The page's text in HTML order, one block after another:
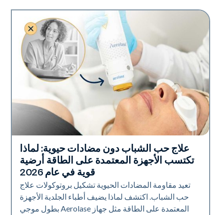
صحة الجلد
علاج حب الشباب دون مضادات حيوية: لماذا
تكتسب الأجهزة المعتمدة على الطاقة أرضية
قوية في عام 2026
تعيد مقاومة المضادات الحيوية تشكيل بروتوكولات علاج
حب الشباب. اكتشف لماذا يضيف أطباء الجلدية الأجهزة
المعتمدة على الطاقة مثل جهاز Aerolase بطول موجي